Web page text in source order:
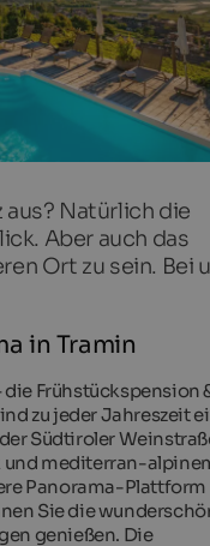
aus? Natürlich die
Aber auch das
Ort zu sein. Bei
in Tramin
die Frühstückspension
zu jeder Jahreszeit
Südtiroler
und mediterran-
Panorama-Plattform
Sie die
genießen. Die